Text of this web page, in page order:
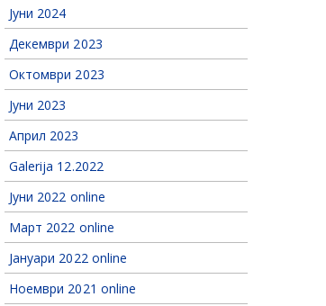
Јуни 2024
Декември 2023
Октомври 2023
Јуни 2023
Април 2023
Galerija 12.2022
Јуни 2022 online
Март 2022 online
Jануари 2022 online
Ноември 2021 online